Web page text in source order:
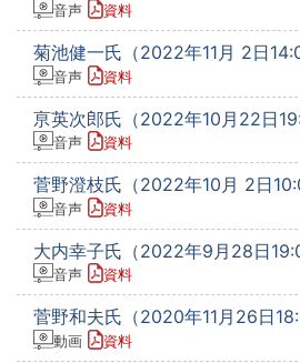
音声 資料
菊池健一氏（2022年11月 2日
音声 資料
亰英次郎氏（2022年10月22日
音声 資料
菅野澄枝氏（2022年10月 2日
音声 資料
大内幸子氏（2022年9月28日
音声 資料
菅野和夫氏（2020年11月26日
動画 資料